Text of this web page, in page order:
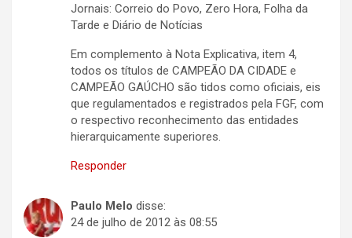
Jornais: Correio do Povo, Zero Hora, Folha da
Tarde e Diário de Notícias
Em complemento à Nota Explicativa, item 4,
todos os títulos de CAMPEÃO DA CIDADE e
CAMPEÃO GAÚCHO são tidos como oficiais, eis
que regulamentados e registrados pela FGF, com
o respectivo reconhecimento das entidades
hierarquicamente superiores.
Responder
Paulo Melo disse:
24 de julho de 2012 às 08:55